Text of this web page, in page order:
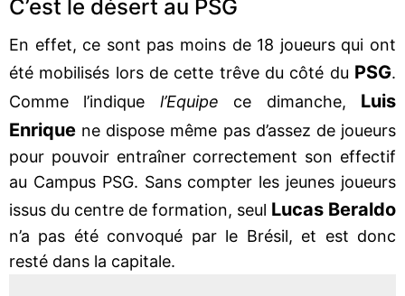
C’est le désert au PSG
En effet, ce sont pas moins de 18 joueurs qui ont
été mobilisés lors de cette trêve du côté du PSG.
Comme l’indique l’Equipe ce dimanche, Luis
Enrique ne dispose même pas d’assez de joueurs
pour pouvoir entraîner correctement son effectif
au Campus PSG. Sans compter les jeunes joueurs
issus du centre de formation, seul Lucas Beraldo
n’a pas été convoqué par le Brésil, et est donc
resté dans la capitale.